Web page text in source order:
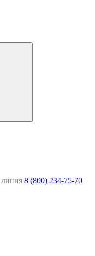
линия 8 (800) 234-75-70